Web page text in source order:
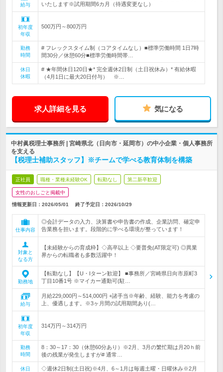
給与
いたします※試用期間6カ月（待遇変更なし）
初年度
年収
500万円～800万円
勤務
時間
# フレックスタイム制（コアタイムなし）■標準労働時間 1日7時
間30分／休憩60分■標準労働時間帯…
休日
休暇
# ★年間休日120日★* 完全週休2日制（土日祝休み）* 有給休暇
（4月1日に最大20日付与） ※…
求人詳細を見る 気になる
中村眞税理士事務所 | 宮崎県北（日向市・延岡市）の中小企業・個人事務所
を支える
【税理士補助スタッフ】※チームで学べる教育体制を構築
正社員 職種・業種未経験OK 転勤なし 第二新卒歓迎
女性のおしごと掲載中
情報更新日：2026/05/01 終了予定日： 2026/10/29
仕事内容
◎会計データの入力、決算書や申告書の作成、企業訪問、確定申
告業務を担います。段階的に学べる環境が整っています！
対象と
なる方
【未経験からの育成枠】◇高卒以上 ◇要普免(AT限定可) ◎異業
界からの転職者も多数活躍中！
勤務地
【転勤なし】【U・Iターン歓迎】 ■事務所／宮崎県日向市原町3
丁目10番1号 ※マイカー通勤可(駐…
給与
月給229,000円～514,000円 +諸手当※年齢、経験、能力を考慮の
上、優遇します。※3ヶ月間の試用期間あり(…
初年度
年収
314万円～314万円
勤務
時間
8：30～17：30（休憩60分あり）※2月、3月の繁忙期は月20ｈ前
後の残業が発生しますが# 通常…
休日
◇週休2日制(土日祝)※4月、6～1月は毎週土曜・日曜休み※2月